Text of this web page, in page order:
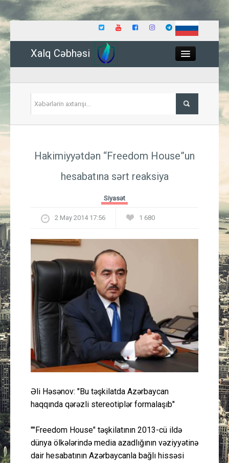
Xalq Cəbhəsi
İqtisadiyyat
Güney Azərbaycan
Müsahibə
İdman
Layihə
Gündəm
Peşə etikası
Əlaqə
Hakimiyyətdən “Freedom House”un
hesabatına sərt reaksiya
Siyasət
2 May 2014 17:56 1 680
Əli Həsənov: "Bu təşkilatda Azərbaycan
haqqında qərəzli stereotiplər formalaşıb"
""Freedom House" təşkilatının 2013-cü ildə
dünya ölkələrində media azadlığının vəziyyətinə
dair hesabatının Azərbaycanla bağlı hissəsi